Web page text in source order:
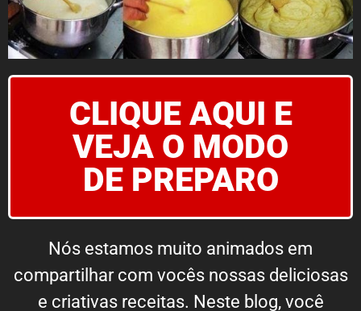
CLIQUE AQUI E
VEJA O MODO
DE PREPARO
Nós estamos muito animados em
compartilhar com vocês nossas deliciosas
e criativas receitas. Neste blog, você